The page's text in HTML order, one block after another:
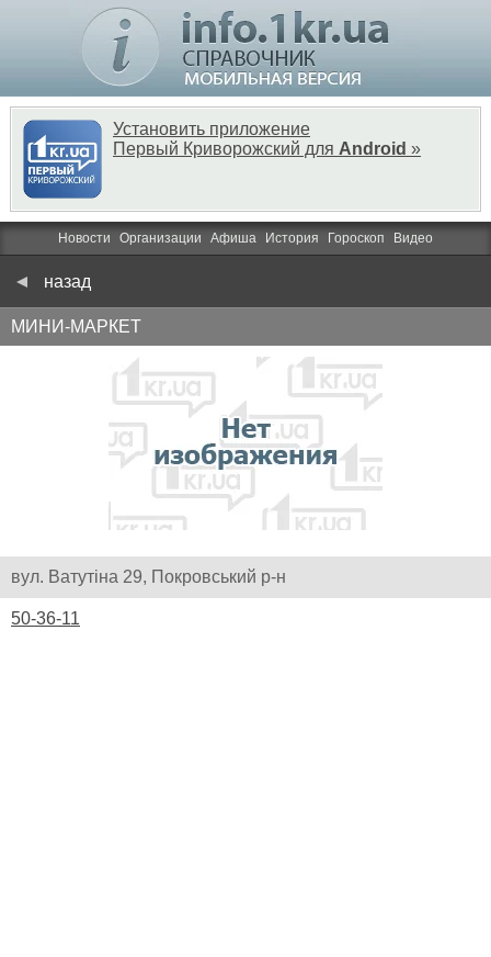
Установить приложение
Первый Криворожский для Android »
Новости Организации Афиша История Гороскоп Видео
назад
МИНИ-МАРКЕТ
вул. Ватутіна 29, Покровський р-н
50-36-11